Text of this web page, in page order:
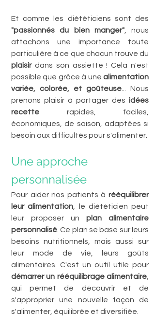
"passionnés du bien manger", nous
attachons une importance toute
plaisir dans son assiette ! Cela n'est
possible que grâce à une alimentation
variée, colorée, et goûteuse ... Nous
prenons plaisir à partager des idées
recette rapides, faciles,
économiques, de saison, adaptées si
besoin aux difficultés pour s'alimenter.
Une approche
personnalisée
Pour aider nos patients à rééquilibrer
leur alimentation , le diététicien peut
leur proposer un plan alimentaire
personnalisé . Ce plan se base sur leurs
besoins nutritionnels, mais aussi sur
leur mode de vie, leurs goûts
démarrer un rééquilibrage alimentaire
qui permet de découvrir et de
s'approprier une nouvelle façon de
s'alimenter, équilibrée et diversifiée.